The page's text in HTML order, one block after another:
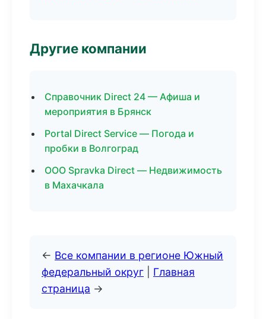
Другие компании
Справочник Direct 24 — Афиша и
мероприятия в Брянск
Portal Direct Service — Погода и
пробки в Волгоград
ООО Spravka Direct — Недвижимость
в Махачкала
← Все компании в регионе Южный
федеральный округ
Главная
страница →